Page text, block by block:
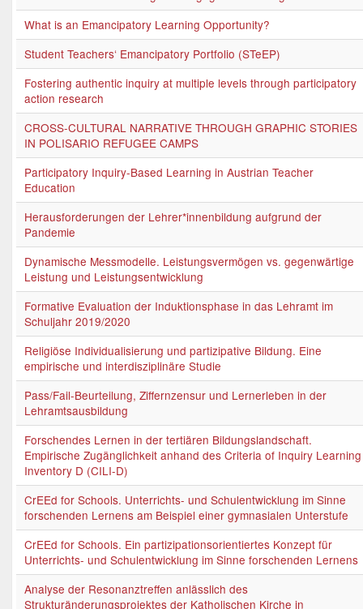
What is an Emancipatory Learning Opportunity?
Student Teachers‘ Emancipatory Portfolio (STeEP)
Fostering authentic inquiry at multiple levels through participatory
action research
CROSS-CULTURAL NARRATIVE THROUGH GRAPHIC STORIES
IN POLISARIO REFUGEE CAMPS
Participatory Inquiry-Based Learning in Austrian Teacher
Education
Herausforderungen der Lehrer*innenbildung aufgrund der
Pandemie
Dynamische Messmodelle. Leistungsvermögen vs. gegenwärtige
Leistung und Leistungsentwicklung
Formative Evaluation der Induktionsphase in das Lehramt im
Schuljahr 2019/2020
Religiöse Individualisierung und partizipative Bildung. Eine
empirische und interdisziplinäre Studie
Pass/Fail-Beurteilung, Ziffernzensur und Lernerleben in der
Lehramtsausbildung
Forschendes Lernen in der tertiären Bildungslandschaft.
Empirische Zugänglichkeit anhand des Criteria of Inquiry Learning
Inventory D (CILI-D)
CrEEd for Schools. Unterrichts- und Schulentwicklung im Sinne
forschenden Lernens am Beispiel einer gymnasialen Unterstufe
CrEEd for Schools. Ein partizipationsorientiertes Konzept für
Unterrichts- und Schulentwicklung im Sinne forschenden Lernens
Analyse der Resonanztreffen anlässlich des
Strukturänderungsprojektes der Katholischen Kirche in